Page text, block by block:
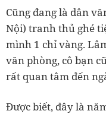
Cũng đang là dân
Nội) tranh thủ ghé
mình 1 chỉ vàng.
văn phòng, cô bạn
rất quan tâm đến
Được biết, đây là